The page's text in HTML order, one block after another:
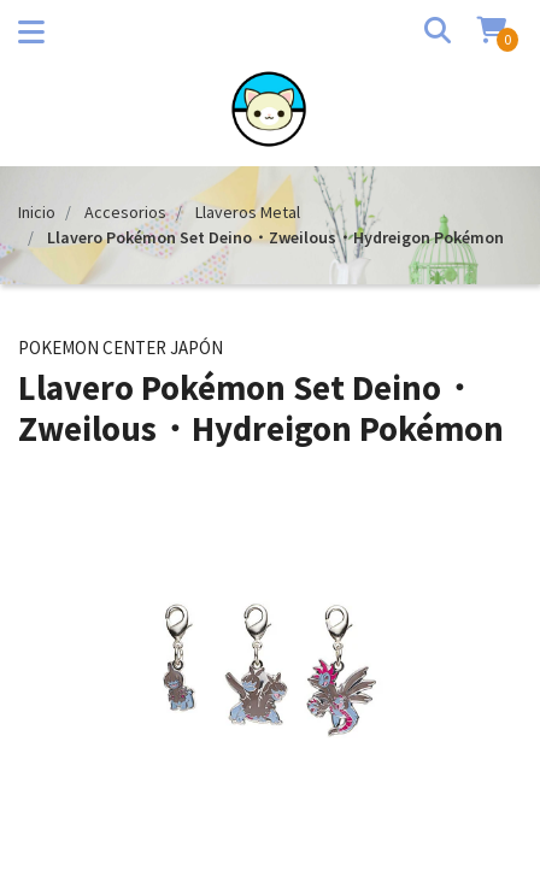
0
Inicio Accesorios
Llaveros Metal
Llavero Pokémon Set Deino・Zweilous・Hydreigon Pokémon
POKEMON CENTER JAPÓN
Llavero Pokémon Set Deino・
Zweilous・Hydreigon Pokémon